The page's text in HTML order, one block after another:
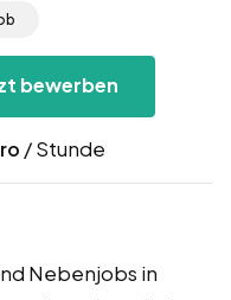
bewerben
/ Stunde
Nebenjobs in